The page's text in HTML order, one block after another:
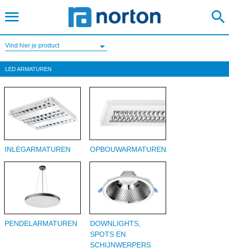
Vind hier je product
LED ARMATUREN
INLEGARMATUREN OPBOUWARMATUREN
PENDELARMATUREN
DOWNLIGHTS,
SPOTS EN
SCHIJNWERPERS